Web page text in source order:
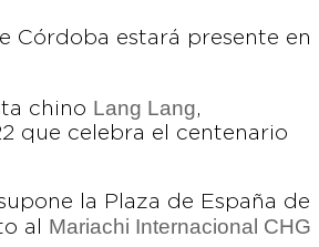
Córdoba estará presente en
chino Lang Lang,
que celebra el centenario
la Plaza de España de
al Mariachi Internacional CHG